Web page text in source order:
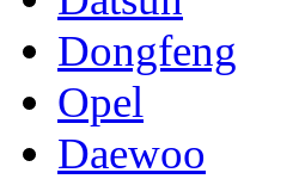
Dongfeng
Opel
Daewoo